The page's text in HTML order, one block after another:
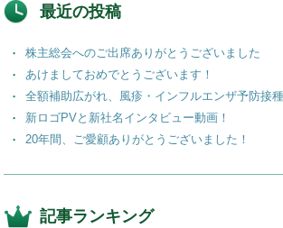
最近の投稿
株主総会へのご出席ありがとうございました
あけましておめでとうございます！
全額補助広がれ、風疹・インフルエンザ予防接種
新ロゴPVと新社名インタビュー動画！
20年間、ご愛顧ありがとうございました！
記事ランキング